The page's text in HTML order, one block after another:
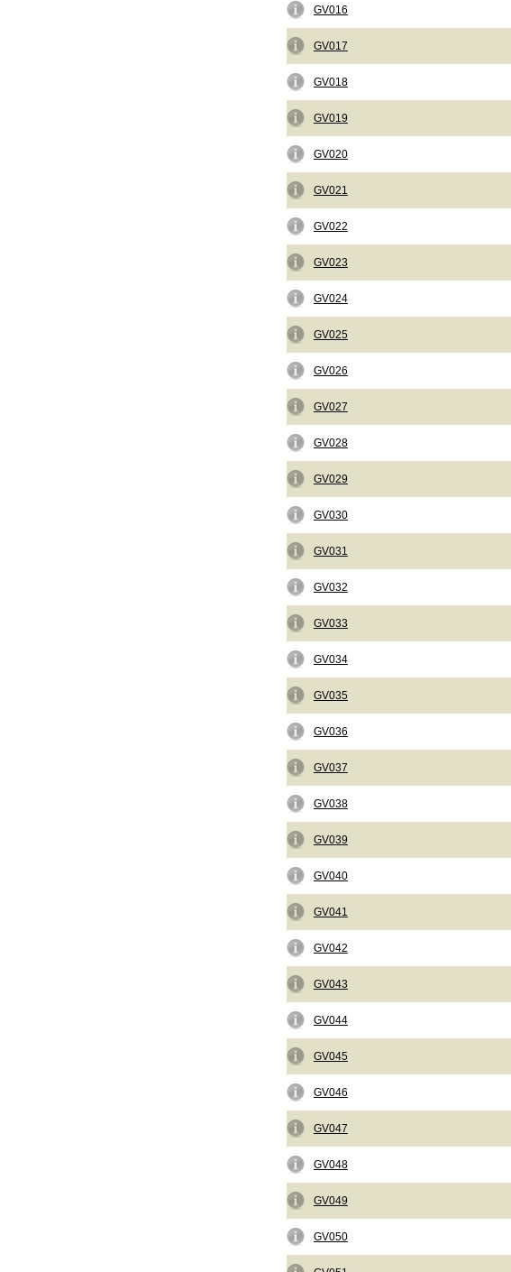
GV016
GV017
GV018
GV019
GV020
GV021
GV022
GV023
GV024
GV025
GV026
GV027
GV028
GV029
GV030
GV031
GV032
GV033
GV034
GV035
GV036
GV037
GV038
GV039
GV040
GV041
GV042
GV043
GV044
GV045
GV046
GV047
GV048
GV049
GV050